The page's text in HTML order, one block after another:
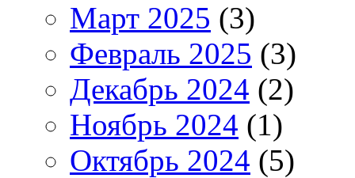
Март 2025 (3)
Февраль 2025 (3)
Декабрь 2024 (2)
Ноябрь 2024 (1)
Октябрь 2024 (5)